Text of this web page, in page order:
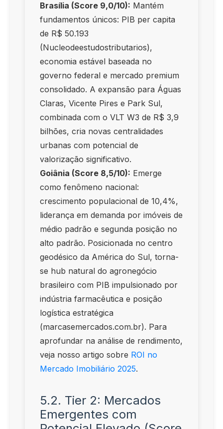
Brasília (Score 9,0/10): Mantém
fundamentos únicos: PIB per capita
de R$ 50.193
(Nucleodeestudostributarios),
economia estável baseada no
governo federal e mercado premium
consolidado. A expansão para Águas
Claras, Vicente Pires e Park Sul,
combinada com o VLT W3 de R$ 3,9
bilhões, cria novas centralidades
urbanas com potencial de
valorização significativo.
Goiânia (Score 8,5/10): Emerge
como fenômeno nacional:
crescimento populacional de 10,4%,
liderança em demanda por imóveis de
médio padrão e segunda posição no
alto padrão. Posicionada no centro
geodésico da América do Sul, torna-
se hub natural do agronegócio
brasileiro com PIB impulsionado por
indústria farmacêutica e posição
logística estratégica
(marcasemercados.com.br). Para
aprofundar na análise de rendimento,
veja nosso artigo sobre ROI no
Mercado Imobiliário 2025.
5.2. Tier 2: Mercados
Emergentes com